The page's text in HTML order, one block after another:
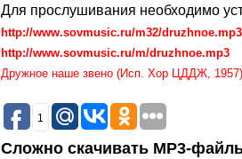
Для прослушивания необходимо
http://www.sovmusic.ru/m32/druzhnoe.mp3
http://www.sovmusic.ru/m/druzhnoe.mp3
Дружное наше звено (Исп. Хор ЦДДЖ, 1957)
1
Сложно скачивать MP3-